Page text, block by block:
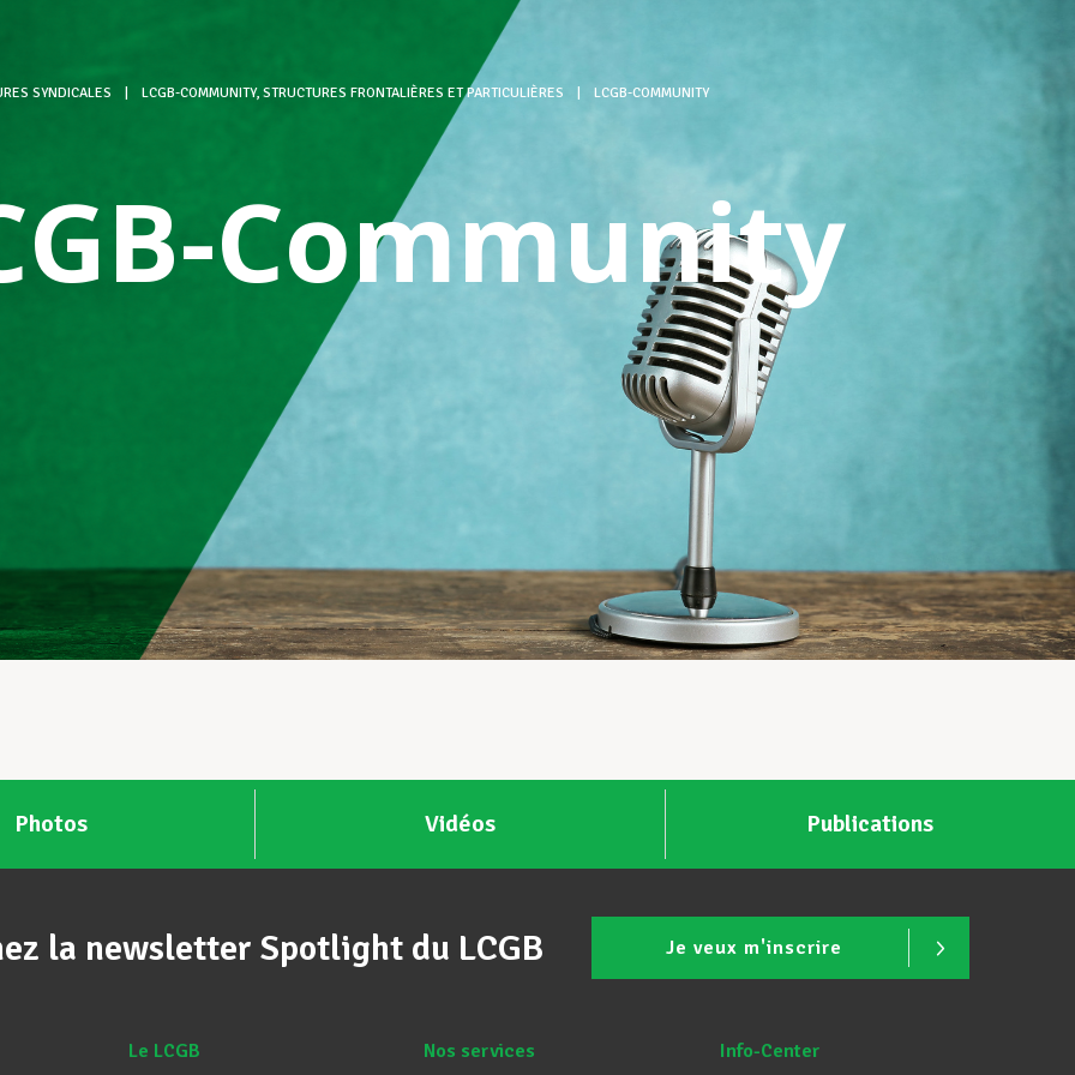
SYNDICALES LCGB-COMMUNITY, STRUCTURES FRONTALIÈRES ET PARTICULIÈRES LCGB-COMMUNITY
Community
Photos Vidéos Publications
la newsletter Spotlight du LCGB Je veux m'inscrire
Le LCGB Nos services Info-Center